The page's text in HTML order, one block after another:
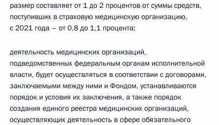
размер составляет от 1 до 2 процентов от суммы средств,
поступивших в страховую медицинскую организацию,
с 2021 года – от 0,8 до 1,1 процента;
деятельность медицинских организаций,
подведомственных федеральным органам исполнительной
власти, будет осуществляться в соответствии с договорами,
заключаемыми между ними и Фондом, устанавливаются
порядок и условия их заключения, а также порядок
создания единого реестра медицинских организаций,
осуществляющих деятельность в сфере обязательного